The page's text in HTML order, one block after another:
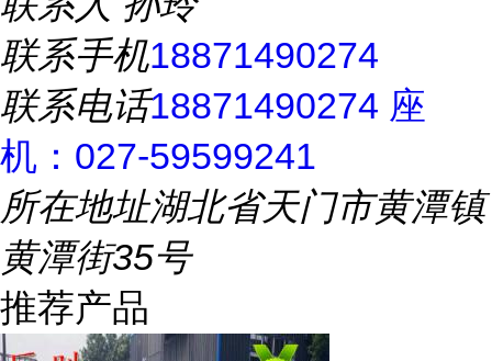
联系手机18871490274
联系电话18871490274 座
机：027-59599241
所在地址湖北省天门市黄潭镇
黄潭街35号
推荐产品